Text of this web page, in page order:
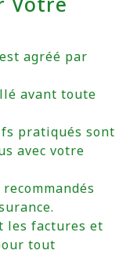
agréé par
avant toute
pratiqués sont
avec votre
les factures et
tout